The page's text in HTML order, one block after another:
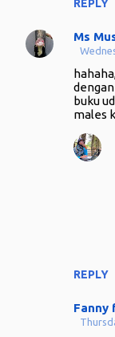
REPLY
Ms
buku
males
REPLY
Fanny